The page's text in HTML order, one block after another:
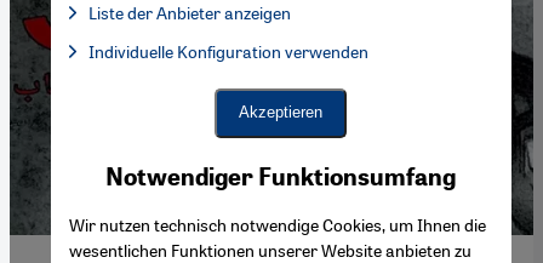
Notwendiger Funktionsumfang
Wir nutzen technisch notwendige Cookies, um Ihnen die
wesentlichen Funktionen unserer Website anbieten zu
Liste der Anbieter anzeigen
Facebook Embed / Facebook Connect, Google Maps Embed,
Facebook Embed / Facebook Connect
Google Maps Embed
Individuelle Konfiguration verwenden
Akzeptieren